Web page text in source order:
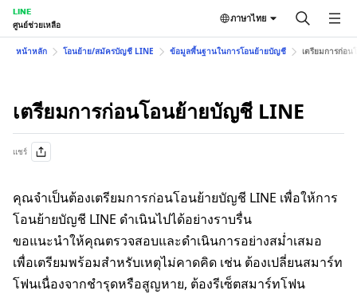
LINE
ศูนย์ช่วยเหลือ
ภาษาไทย
หน้าหลัก โอนย้าย/สมัครบัญชี LINE ข้อมูลพื้นฐานในการโอนย้ายบัญชี เตรียมการก่อ
เตรียมการก่อนโอนย้ายบัญชี LINE
แชร์
คุณจำเป็นต้องเตรียมการก่อนโอนย้ายบัญชี LINE เพื่อให้การ
โอนย้ายบัญชี LINE ดำเนินไปได้อย่างราบรื่น
ขอแนะนำให้คุณตรวจสอบและดำเนินการอย่างสม่ำเสมอ
เพื่อเตรียมพร้อมสำหรับเหตุไม่คาดคิด เช่น ต้องเปลี่ยนสมาร์ท
โฟนเนื่องจากชำรุดหรือสูญหาย, ต้องรีเซ็ตสมาร์ทโฟน